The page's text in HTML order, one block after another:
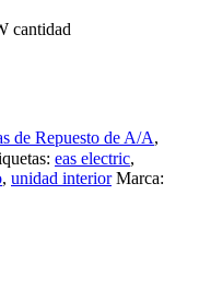
cantidad
de Repuesto de A/A,
eas electric,
, unidad interior Marca: